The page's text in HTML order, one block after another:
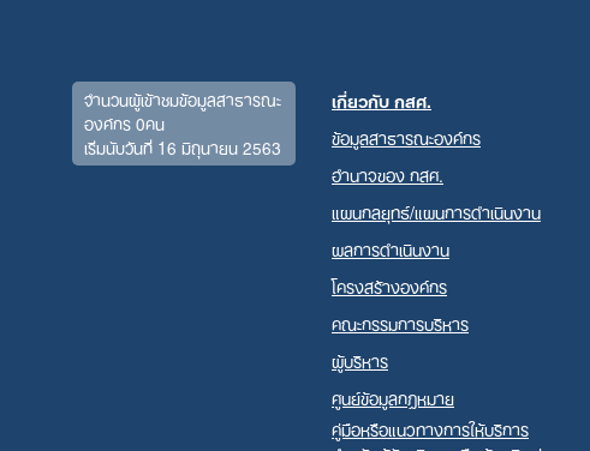
จำนวนผู้เข้าชมข้อมูลสาธารณะ
องค์กร 0คน
เริ่มนับวันที่ 16 มิถุนายน 2563
เกี่ยวกับ กสศ.
ข้อมูลสาธารณะองค์กร
อำนาจของ กสศ.
แผนกลยุทธ์/แผนการดำเนินงาน
ผลการดำเนินงาน
โครงสร้างองค์กร
คณะกรรมการบริหาร
ผู้บริหาร
ศูนย์ข้อมูลกฎหมาย
คู่มือหรือแนวทางการให้บริการ